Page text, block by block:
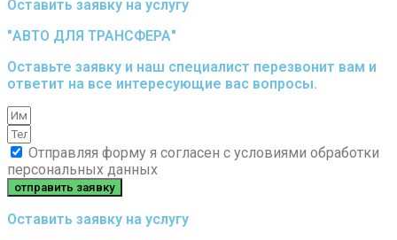
Оставить заявку на услугу
"АВТО ДЛЯ ТРАНСФЕРА"
Оставьте заявку и наш специалист перезвонит вам и
ответит на все интересующие вас вопросы.
Отправляя форму я согласен с условиями обработки
персональных данных
отправить заявку
Оставить заявку на услугу